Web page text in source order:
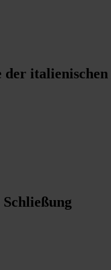
italienischen